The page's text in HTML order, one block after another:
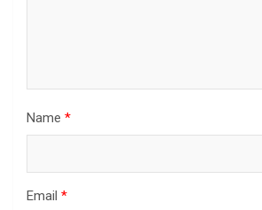
Name *
Email *